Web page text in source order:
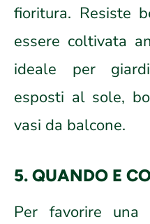
fioritura. Resiste
essere coltivata
ideale per
esposti al sole,
vasi da balcone.
5. QUANDO E
Per favorire una